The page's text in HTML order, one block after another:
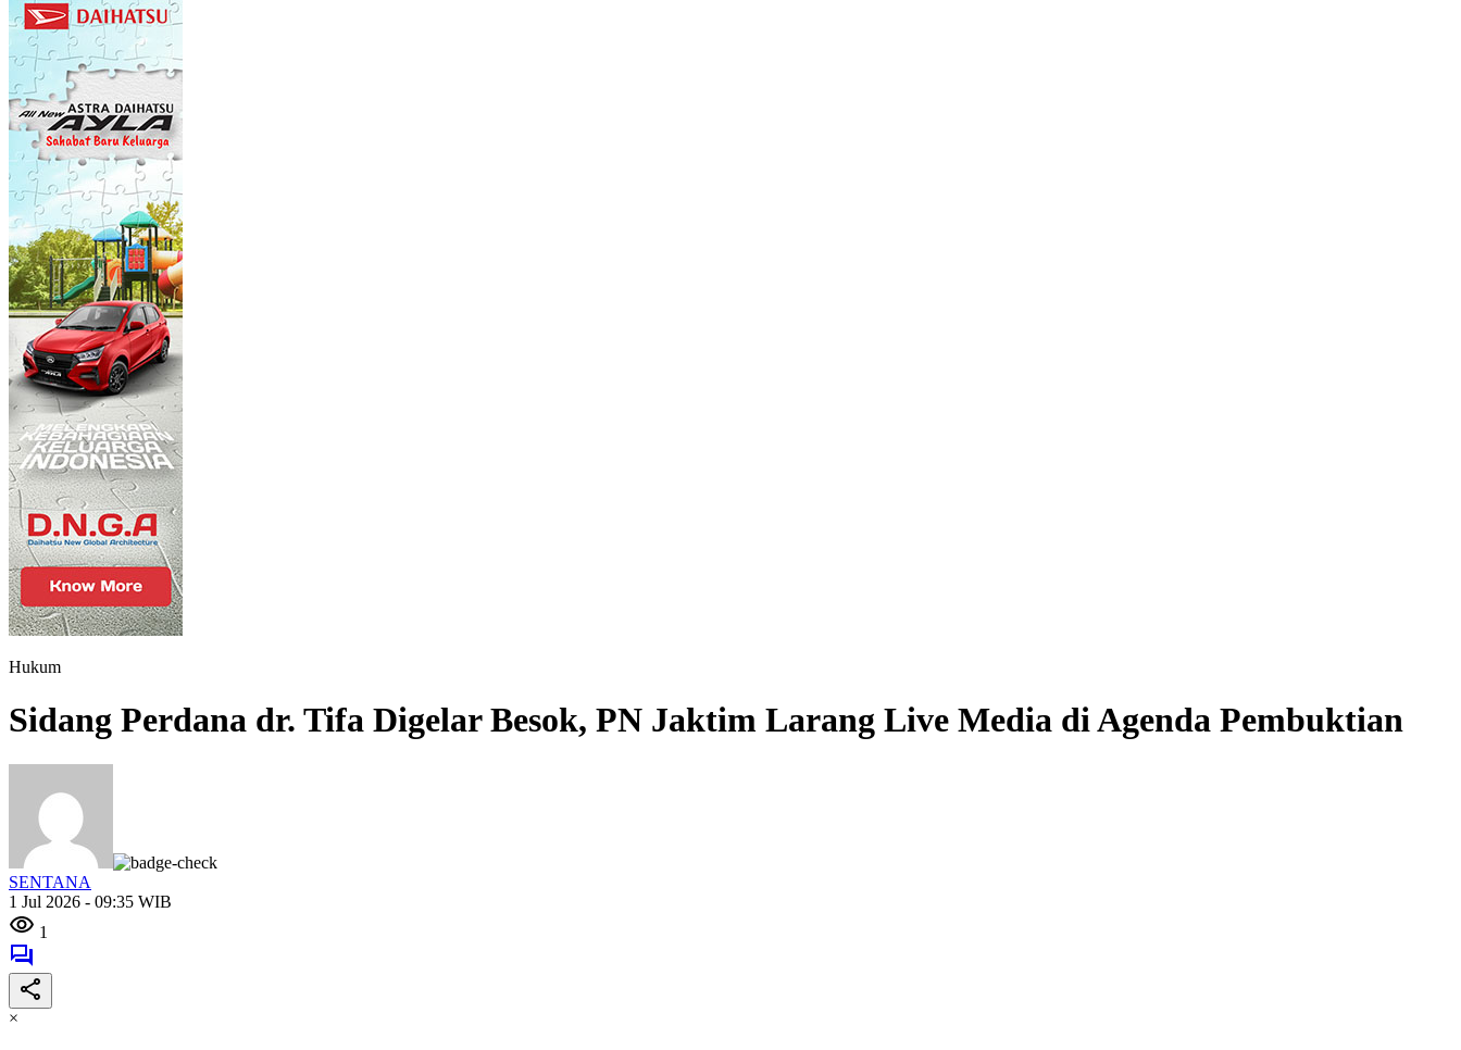
Hukum
Sidang Perdana dr. Tifa Digelar Besok, PN Jaktim Larang Live Media di Agenda Pembuktian
SENTANA
1 Jul 2026 - 09:35 WIB
1
×